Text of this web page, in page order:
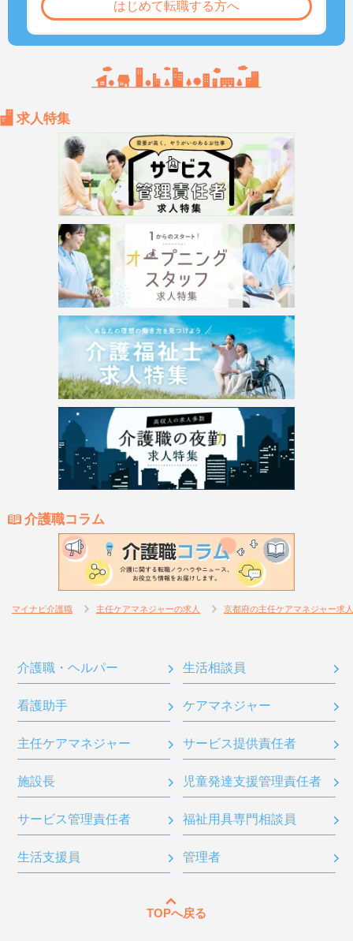
はじめて転職する方へ
求人特集
介護職コラム
マイナビ介護職 主任ケアマネジャーの求人 京都府の主任ケアマネジャー求人
介護職・ヘルパー 生活相談員
看護助手 ケアマネジャー
主任ケアマネジャー サービス提供責任者
施設長 児童発達支援管理責任者
サービス管理責任者 福祉用具専門相談員
生活支援員 管理者
TOPへ戻る